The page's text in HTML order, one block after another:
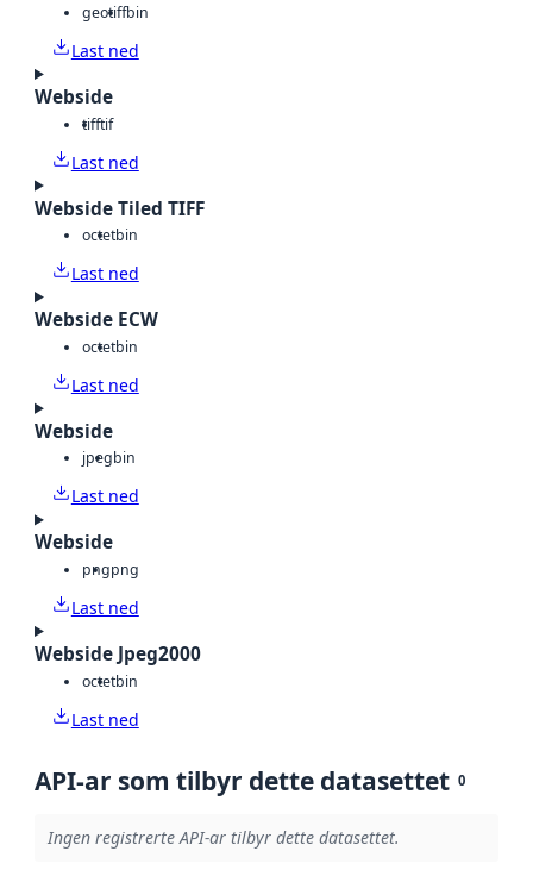
geotiffbin
Last ned
Webside
tifftif
Last ned
Webside Tiled TIFF
octetbin
Last ned
Webside ECW
octetbin
Last ned
Webside
jpegbin
Last ned
Webside
pngpng
Last ned
Webside Jpeg2000
octetbin
Last ned
API-ar som tilbyr dette datasettet 0
Ingen registrerte API-ar tilbyr dette datasettet.